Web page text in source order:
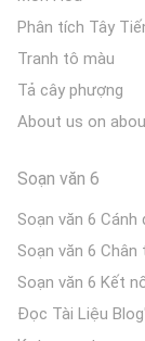
Phân tích Tây
Tranh tô màu
Tả cây phượng
About us on
Soạn văn 6
Soạn văn 6 Cánh
Soạn văn 6 Chân
Soạn văn 6 Kết
Đọc Tài Liệu